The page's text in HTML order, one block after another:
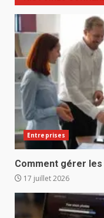
Entreprises
Comment gérer les
17 juillet 2026